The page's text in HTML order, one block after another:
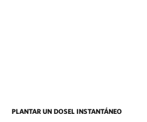
PLANTAR UN DOSEL INSTANTÁNEO